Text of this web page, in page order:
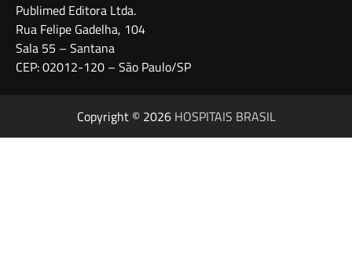
Publimed Editora Ltda.
Rua Felipe Gadelha, 104
Sala 55 – Santana
CEP: 02012-120 – São Paulo/SP
Copyright © 2026 HOSPITAIS BRASIL